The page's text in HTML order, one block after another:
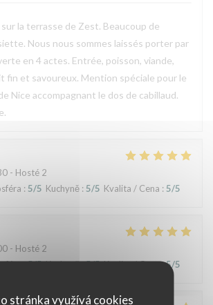
stránka využívá cookies
la terrasse de Zest. Beaucoup de
Nous nous sommes laissés porter par
en 4 actes. Entrée, poisson, viande,
fin et savoureux. Mention spéciale pour le
Nice accompagnant le dos de cabillaud.
- Hosté 2
: 5/5 Kuchyně : 5/5 Kvalita / Cena : 5/5
- Hosté 2
:5/5 Kuchyně:5/5 Kvalita / Cena:5/5